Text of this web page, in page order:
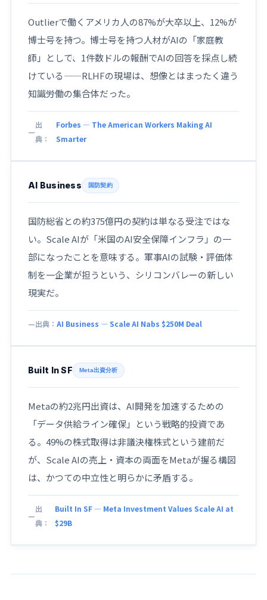
Outlierで働くアメリカ人の87%が大卒以上、12%が
博士号を持つ。博士号を持つ人材がAIの「家庭教
師」として、1件数ドルの報酬でAIの回答を採点し続
けている——RLHFの現場は、想像とはまったく違う
知識労働の集合体だった。
出
典：
Forbes — The American Workers Making AI
Smarter
AI Business 国防契約
国防総省との約375億円の契約は単なる受注ではな
い。Scale AIが「米国のAI安全保障インフラ」の一
部になったことを意味する。軍事AIの試験・評価体
制を一企業が担うという、シリコンバレーの新しい
現実だ。
出典： AI Business — Scale AI Nabs $250M Deal
Built In SF Meta出資分析
Metaの約2兆円出資は、AI開発を加速するための
「データ供給ライン確保」という戦略的投資であ
る。49%の株式取得は非議決権株式という建前だ
が、Scale AIの売上・資本の両面をMetaが握る構図
は、かつての中立性と明らかに矛盾する。
出
典：
Built In SF — Meta Investment Values Scale AI at
$29B